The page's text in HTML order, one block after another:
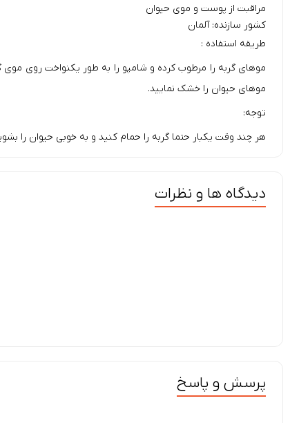
مراقبت از پوست و موی حیوان
کشور سازنده: آلمان
طریقه استفاده :
موهای گربه را مرطوب کرده و شامپو را به طور یکنواخت روی
موهای حیوان را خشک نمایید.
توجه:
هر چند وقت یکبار حتما گربه را حمام کنید و به خوبی حیوان را
دیدگاه ها و نظرات
پرسش و پاسخ